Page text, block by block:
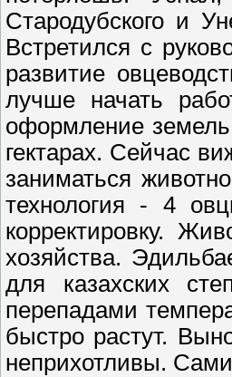
Стародубского и
Встретился с
развитие
лучше начать
оформление
гектарах. Сейчас
заниматься
технология - 4
корректировку.
хозяйства.
для казахских
перепадами
быстро растут.
неприхотливы.